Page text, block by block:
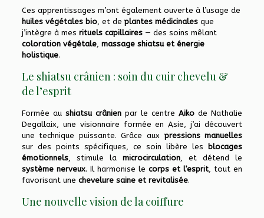
Ces apprentissages m’ont également ouverte à l’usage de
huiles végétales bio, et de plantes médicinalesque
j’intègre à mes rituels capillaires— des soins mêlant
coloration végétale, massage shiatsu et énergie
holistique.
Le shiatsu crânien : soin du cuir chevelu &
de l’esprit
Formée au shiatsu crânienpar le centreAiko de Nathalie
Degallaix, une visionnaire formée en Asie, j’ai découvert
une technique puissante. Grâce aux pressions manuelles
sur des points spécifiques, ce soin libère les blocages
émotionnels, stimule lamicrocirculation , et détend le
système nerveux. Il harmonise lecorps et l’esprit , tout en
favorisant une chevelure saine et revitalisée.
Une nouvelle vision de la coiffure